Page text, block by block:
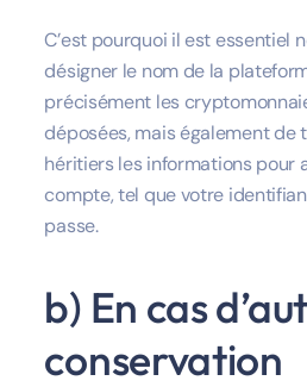
C’est pourquoi il est essentiel
désigner le nom de la
précisément les
déposées, mais également de
héritiers les informations pour
compte, tel que votre
passe.
b) En cas
conservation